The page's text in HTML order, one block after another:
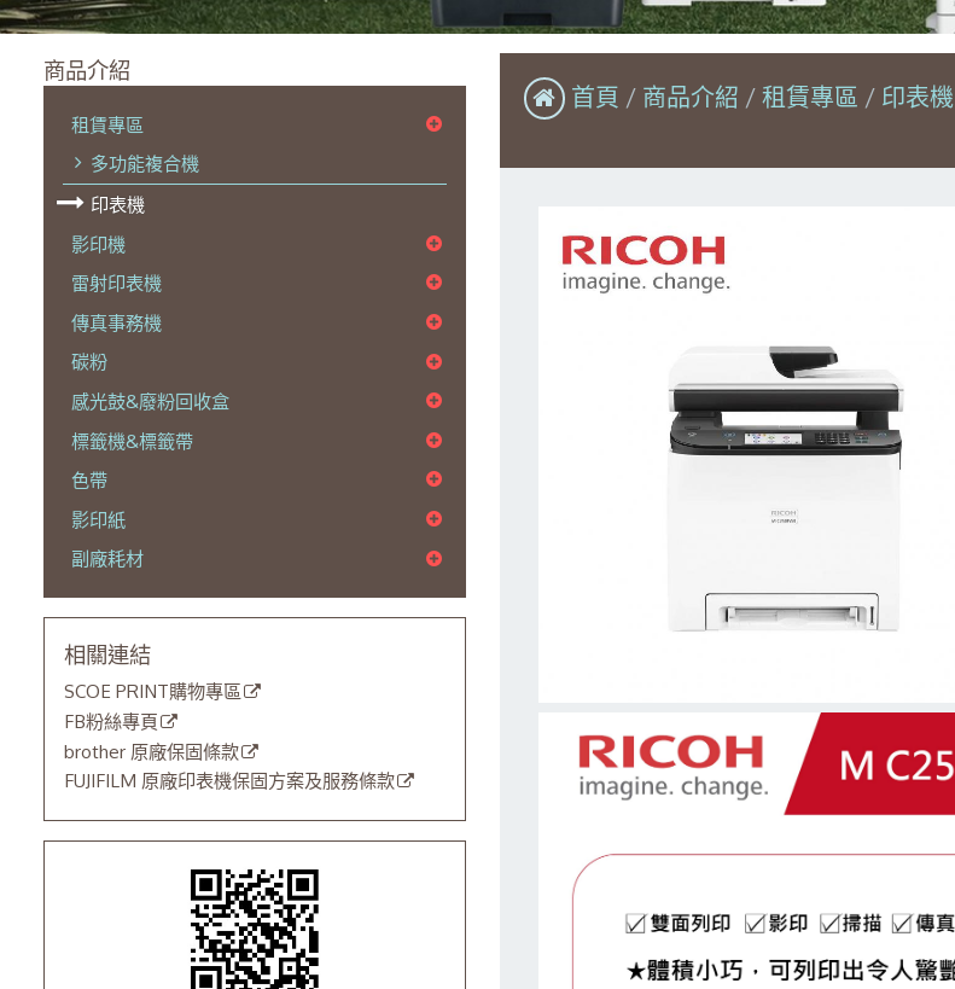
商品介紹
租賃專區
多功能複合機
印表機
影印機
雷射印表機
傳真事務機
碳粉
感光鼓&廢粉回收盒
標籤機&標籤帶
色帶
影印紙
副廠耗材
相關連結
SCOE PRINT購物專區
FB粉絲專頁
brother 原廠保固條款
FUJIFILM 原廠印表機保固方案及服務條款
首頁 商品介紹 租賃專區 印表機